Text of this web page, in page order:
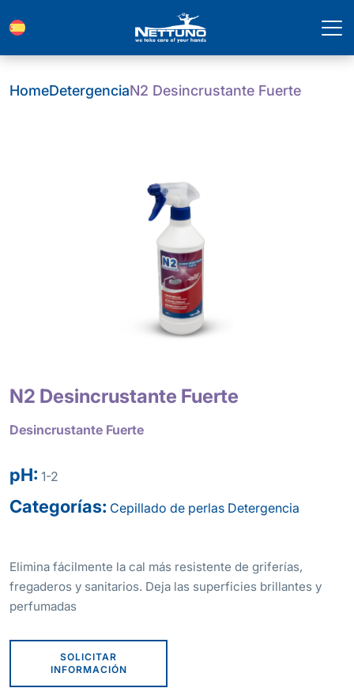
HomeDetergenciaN2 Desincrustante Fuerte
N2 Desincrustante Fuerte
Desincrustante Fuerte
pH: 1-2
Categorías: Cepillado de perlas Detergencia
Elimina fácilmente la cal más resistente de griferías,
fregaderos y sanitarios. Deja las superficies brillantes y
perfumadas
SOLICITAR
INFORMACIÓN